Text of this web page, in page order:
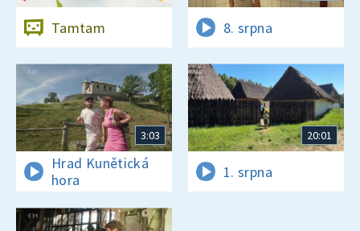
Tamtam 8. srpna
3:03
Hrad Kunětická
hora
20:01
1. srpna